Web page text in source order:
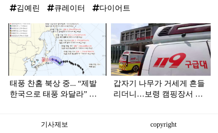
김예린 큐레이터 다이어트
탑
라
인
태풍 찬홈 북상 중... “제발
한국으로 태풍 와달라” 말
갑자기 나무가 거세게 흔들
리더니…보령 캠핑장서 일
기사제보 copyright